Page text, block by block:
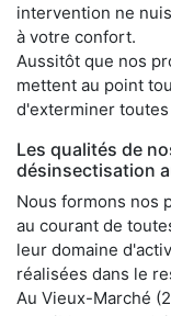
intervention ne
à votre confort.
Aussitôt que nos
mettent au point
d'exterminer
Les qualités de
désinsectisation
Nous formons nos
au courant de
leur domaine
réalisées dans le
Au Vieux-Marché